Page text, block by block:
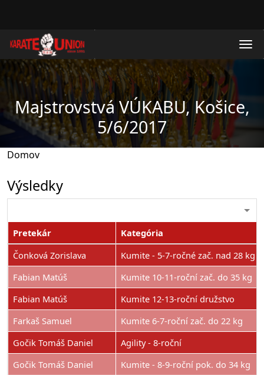
Majstrovstvá VÚKABU, Košice,
5/6/2017
Domov
Výsledky
Pretekár
Kategória
Čonková Zorislava
Kumite - 5-7-ročné zač. nad 28 kg
Fabian Matúš
Kumite 10-11-roční zač. do 35 kg
Fabian Matúš
Kumite 12-13-roční družstvo
Farkaš Samuel
Kumite 6-7-roční zač. do 22 kg
Gočik Tomáš Daniel
Agility - 8-roční
Gočik Tomáš Daniel
Kumite - 8-9-roční pok. do 34 kg